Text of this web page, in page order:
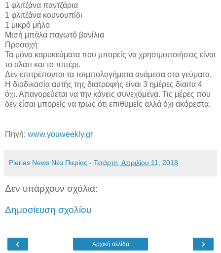
1 φλιτζάνα παντζάρια
1 φλιτζάνα κουνουπίδι
1 μικρό μήλο
Μισή μπάλα παγωτό βανίλια
Προσοχή
Τα μόνα καρυκεύματα που μπορείς να χρησιμοποιήσεις είναι
το αλάτι και το πιπέρι.
Δεν επιτρέπονται τα τσιμπολογήματα ανάμεσα στα γεύματα.
Η διαδικασία αυτής της διατροφής είναι 3 ημέρες δίαιτα 4
όχι. Απαγορεύεται να την κάνεις συνεχόμενα. Τις μέρες που
δεν είσαι μπορείς να τρως ότι επιθυμείς αλλά όχι ακόρεστα.
Πηγή: www.youweekly.gr
Pierias News Νέα Πιερίας - Τετάρτη, Απριλίου 11, 2018
Δεν υπάρχουν σχόλια:
Δημοσίευση σχολίου
‹ ›
Αρχική σελίδα